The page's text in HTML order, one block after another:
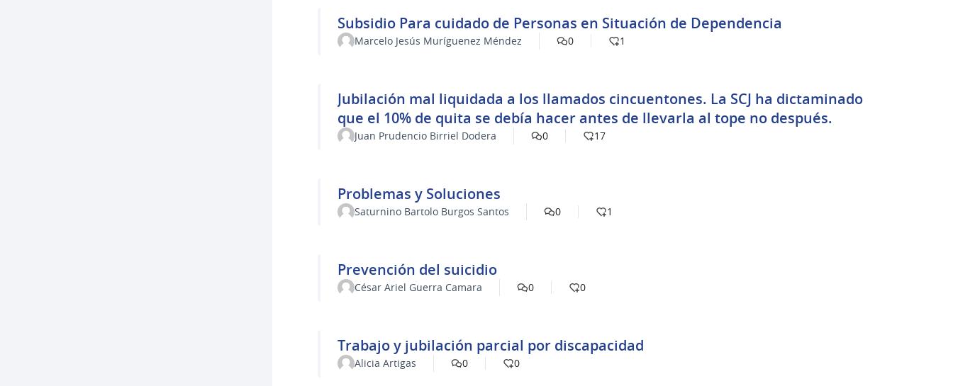
Subsidio Para cuidado de Personas en Situación de Dependencia
Marcelo Jesús Muríguenez Méndez 0 1
Jubilación mal liquidada a los llamados cincuentones. La SCJ ha dictaminado
que el 10% de quita se debía hacer antes de llevarla al tope no después.
Juan Prudencio Birriel Dodera 0 17
Problemas y Soluciones
Saturnino Bartolo Burgos Santos 0 1
Prevención del suicidio
César Ariel Guerra Camara 0 0
Trabajo y jubilación parcial por discapacidad
Alicia Artigas 0 0